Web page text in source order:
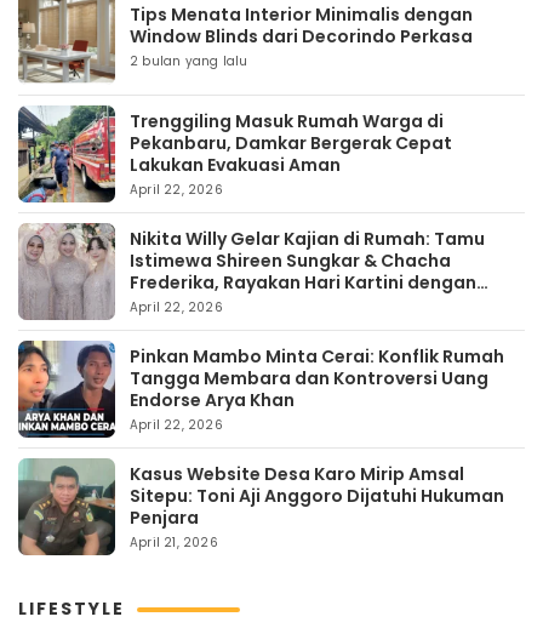
Tips Menata Interior Minimalis dengan
Window Blinds dari Decorindo Perkasa
2 bulan yang lalu
Trenggiling Masuk Rumah Warga di
Pekanbaru, Damkar Bergerak Cepat
Lakukan Evakuasi Aman
April 22, 2026
Nikita Willy Gelar Kajian di Rumah: Tamu
Istimewa Shireen Sungkar & Chacha
Frederika, Rayakan Hari Kartini dengan
Kehangatan
April 22, 2026
Pinkan Mambo Minta Cerai: Konflik Rumah
Tangga Membara dan Kontroversi Uang
Endorse Arya Khan
April 22, 2026
Kasus Website Desa Karo Mirip Amsal
Sitepu: Toni Aji Anggoro Dijatuhi Hukuman
Penjara
April 21, 2026
LIFESTYLE